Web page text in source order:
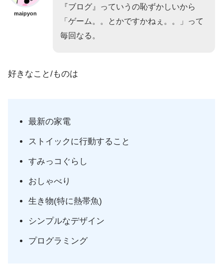
maipyon
『ブログ』っていうの恥ずかしいから
「ゲーム。。とかですかねぇ。。」って
毎回なる。
好きなこと/ものは
最新の家電
ストイックに行動すること
すみっコぐらし
おしゃべり
生き物(特に熱帯魚)
シンプルなデザイン
プログラミング